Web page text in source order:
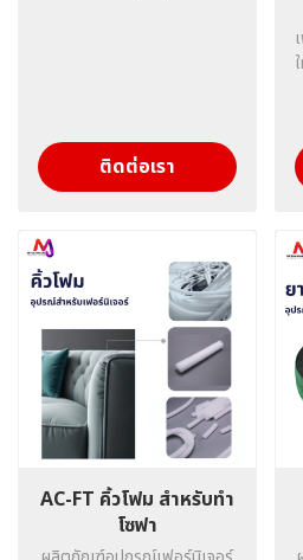
ติดต่อเรา
AC-FT คิ้วโฟม สำหรับทำ
โซฟา